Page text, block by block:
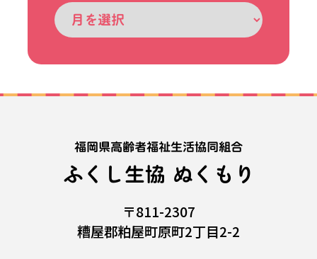
福岡県高齢者福祉生活協同組合
ふくし生協 ぬくもり
〒811-2307
糟屋郡粕屋町原町2丁目2-2